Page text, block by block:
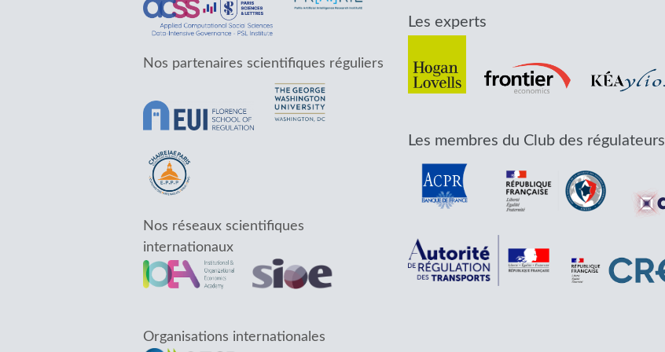
Nos partenaires scientifiques réguliers
Nos réseaux scientifiques
internationaux
Organisations internationales
Les experts
Les membres du Club des régulateurs